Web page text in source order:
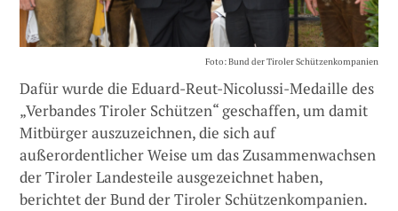
Foto: Bund der Tiroler Schützenkompanien
Dafür wurde die Eduard-Reut-Nicolussi-Medaille des
„Verbandes Tiroler Schützen“ geschaffen, um damit
Mitbürger auszuzeichnen, die sich auf
außerordentlicher Weise um das Zusammenwachsen
der Tiroler Landesteile ausgezeichnet haben,
berichtet der Bund der Tiroler Schützenkompanien.